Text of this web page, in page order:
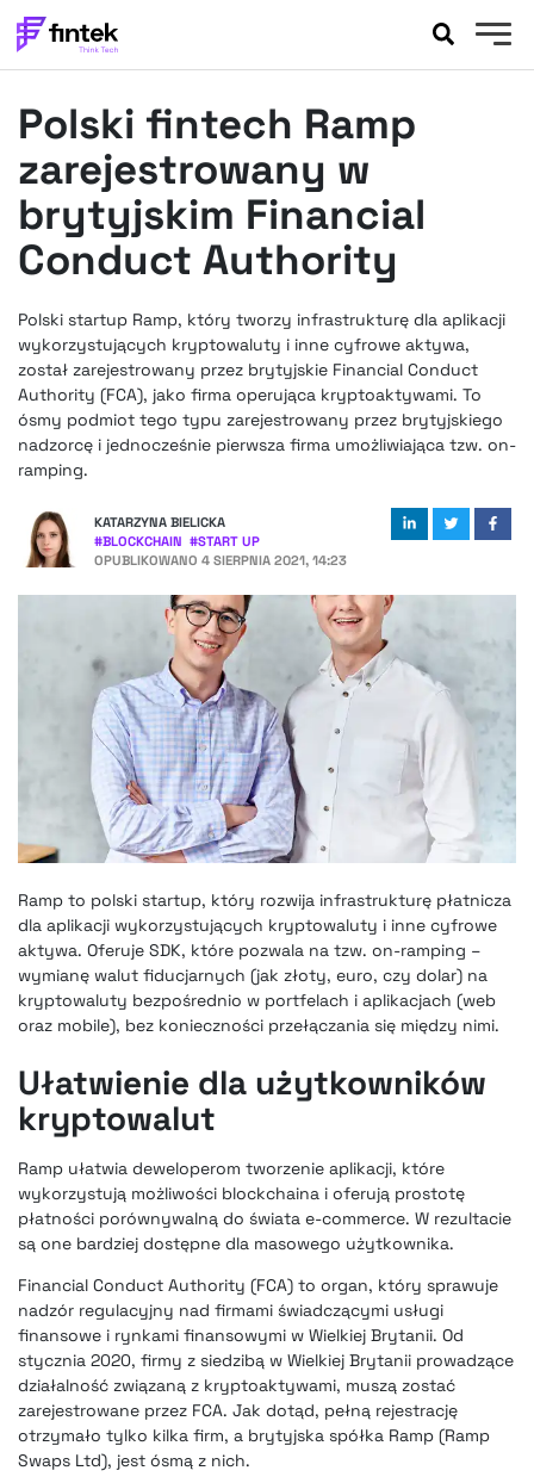
BANKOWOŚĆ
FELIETONY
WYWIADY
LEGAL
FINTEKEXTRA
OKIEM EKSPERTA
Polski fintech Ramp
zarejestrowany w
brytyjskim Financial
Conduct Authority
Polski startup Ramp, który tworzy infrastrukturę dla aplikacji
wykorzystujących kryptowaluty i inne cyfrowe aktywa,
został zarejestrowany przez brytyjskie Financial Conduct
Authority (FCA), jako firma operująca kryptoaktywami. To
ósmy podmiot tego typu zarejestrowany przez brytyjskiego
nadzorcę i jednocześnie pierwsza firma umożliwiająca tzw. on-
ramping.
KATARZYNA BIELICKA
#BLOCKCHAIN #START UP
OPUBLIKOWANO 4 SIERPNIA 2021, 14:23
Ramp to polski startup, który rozwija infrastrukturę płatnicza
dla aplikacji wykorzystujących kryptowaluty i inne cyfrowe
aktywa. Oferuje SDK, które pozwala na tzw. on-ramping –
wymianę walut fiducjarnych (jak złoty, euro, czy dolar) na
kryptowaluty bezpośrednio w portfelach i aplikacjach (web
oraz mobile), bez konieczności przełączania się między nimi.
Ułatwienie dla użytkowników
kryptowalut
Ramp ułatwia deweloperom tworzenie aplikacji, które
wykorzystują możliwości blockchaina i oferują prostotę
płatności porównywalną do świata e-commerce. W rezultacie
są one bardziej dostępne dla masowego użytkownika.
Financial Conduct Authority (FCA) to organ, który sprawuje
nadzór regulacyjny nad firmami świadczącymi usługi
finansowe i rynkami finansowymi w Wielkiej Brytanii. Od
stycznia 2020, firmy z siedzibą w Wielkiej Brytanii prowadzące
działalność związaną z kryptoaktywami, muszą zostać
zarejestrowane przez FCA. Jak dotąd, pełną rejestrację
otrzymało tylko kilka firm, a brytyjska spółka Ramp (Ramp
Swaps Ltd), jest ósmą z nich.